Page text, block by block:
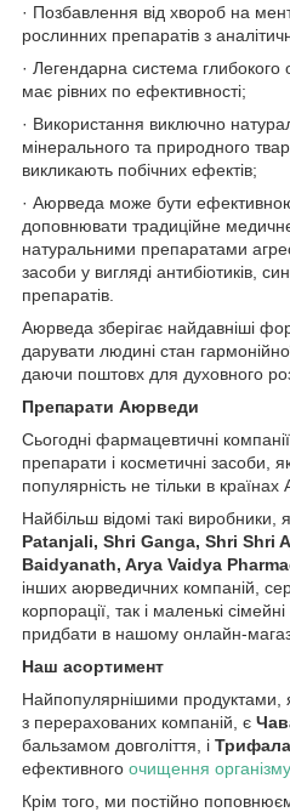
· Позбавлення від хвороб на
рослинних препаратів з
· Легендарна система
має рівних по ефективності;
· Використання виключно
мінерального та природного
викликають побічних ефектів;
· Аюрведа може бути
доповнювати традиційне
натуральними препаратами
засоби у вигляді антибіотиків,
препаратів.
Аюрведа зберігає найдавніші
дарувати людині стан
даючи поштовх для духовного
Препарати Аюрведи
Сьогодні фармацевтичні
препарати і косметичні засоби,
популярність не тільки в країнах
Найбільш відомі такі виробники,
Patanjali, Shri Ganga, Shri Shri
Baidyanath, Arya Vaidya
інших аюрведичних компаній,
корпорації, так і маленькі
придбати в нашому онлайн-
Наш асортимент
Найпопулярнішими продуктами,
з перерахованих компаній, є
бальзамом довголіття, і Трифала
ефективного очищення організму
Крім того, ми постійно